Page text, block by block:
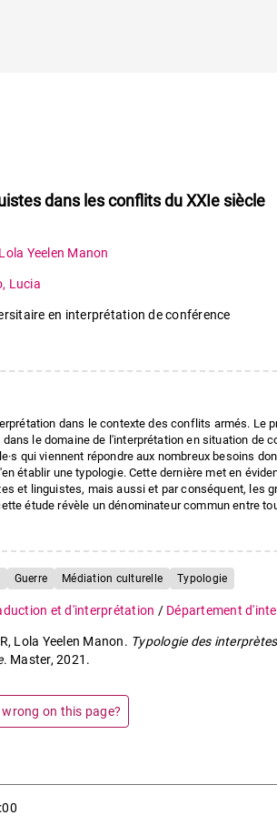
dans les conflits du XXIe siècle
Lola Yeelen Manon
, Lucia
en interprétation de conférence
dans le contexte des conflits armés. Le
le domaine de l'interprétation en situation de
qui viennent répondre aux nombreux besoins
établir une typologie. Cette dernière met en
et linguistes, mais aussi et par conséquent, les
étude révèle un dénominateur commun entre
Guerre Médiation culturelle Typologie
et d'interprétation / Département
Lola Yeelen Manon. Typologie des
. Master, 2021.
on this page?